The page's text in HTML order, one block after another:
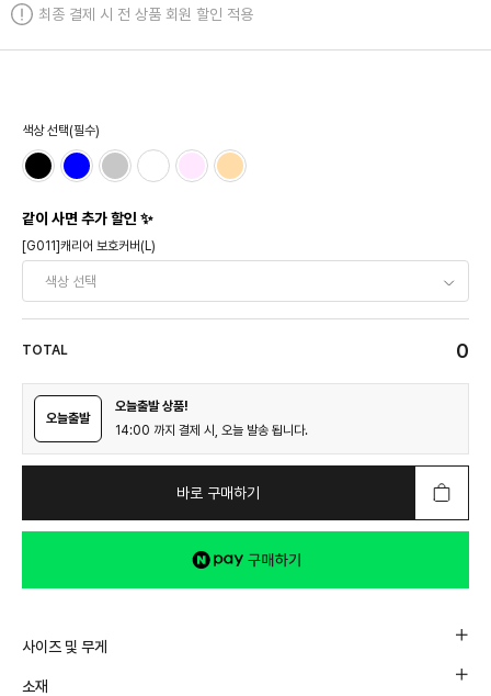
최종 결제 시 전 상품 회원 할인 적용
색상 선택(필수)
같이 사면 추가 할인 ✨
[G011]캐리어 보호커버(L)
TOTAL 0
오늘출발
오늘출발 상품!
14:00 까지 결제 시, 오늘 발송 됩니다.
바로 구매하기
사이즈 및 무게
소재